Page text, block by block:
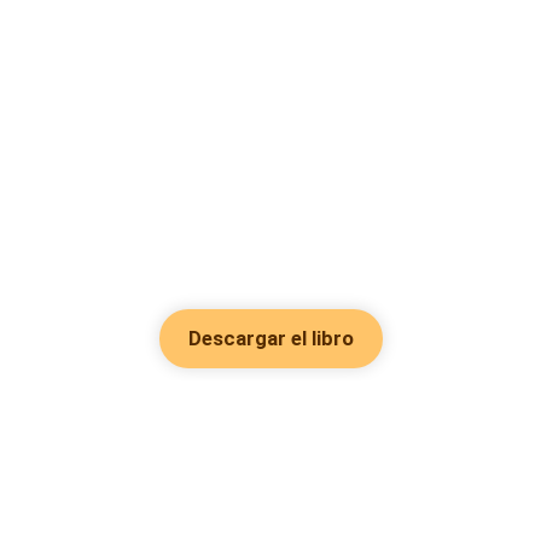
Descargar el libro